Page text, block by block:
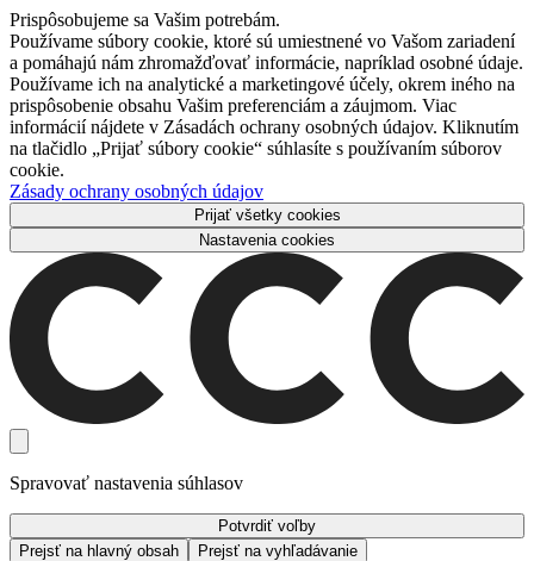
Prispôsobujeme sa Vašim potrebám.
Používame súbory cookie, ktoré sú umiestnené vo Vašom zariadení
a pomáhajú nám zhromažďovať informácie, napríklad osobné údaje.
Používame ich na analytické a marketingové účely, okrem iného na
prispôsobenie obsahu Vašim preferenciám a záujmom. Viac
informácií nájdete v Zásadách ochrany osobných údajov. Kliknutím
na tlačidlo „Prijať súbory cookie“ súhlasíte s používaním súborov
cookie.
Zásady ochrany osobných údajov
Prijať všetky cookies
Nastavenia cookies
Spravovať nastavenia súhlasov
Potvrdiť voľby
Prejsť na hlavný obsah
Prejsť na vyhľadávanie